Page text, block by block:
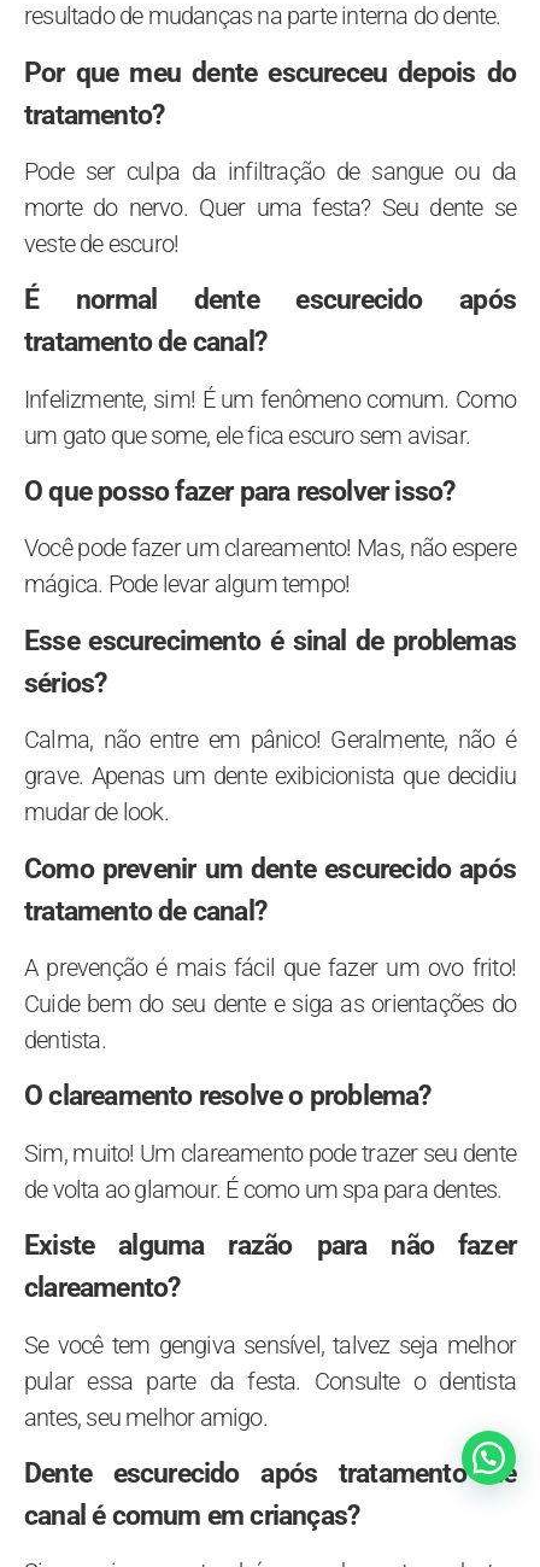
resultado de mudanças na parte interna do dente.
Por que meu dente escureceu depois do
tratamento?
Pode ser culpa da infiltração de sangue ou da
morte do nervo. Quer uma festa? Seu dente se
veste de escuro!
É normal dente escurecido após
tratamento de canal?
Infelizmente, sim! É um fenômeno comum. Como
um gato que some, ele fica escuro sem avisar.
O que posso fazer para resolver isso?
Você pode fazer um clareamento! Mas, não espere
mágica. Pode levar algum tempo!
Esse escurecimento é sinal de problemas
sérios?
Calma, não entre em pânico! Geralmente, não é
grave. Apenas um dente exibicionista que decidiu
mudar de look.
Como prevenir um dente escurecido após
tratamento de canal?
A prevenção é mais fácil que fazer um ovo frito!
Cuide bem do seu dente e siga as orientações do
dentista.
O clareamento resolve o problema?
Sim, muito! Um clareamento pode trazer seu dente
de volta ao glamour. É como um spa para dentes.
Existe alguma razão para não fazer
clareamento?
Se você tem gengiva sensível, talvez seja melhor
pular essa parte da festa. Consulte o dentista
antes, seu melhor amigo.
Dente escurecido após tratamento de
canal é comum em crianças?